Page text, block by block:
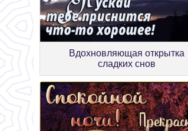
Вдохновляющая открытка
сладких снов